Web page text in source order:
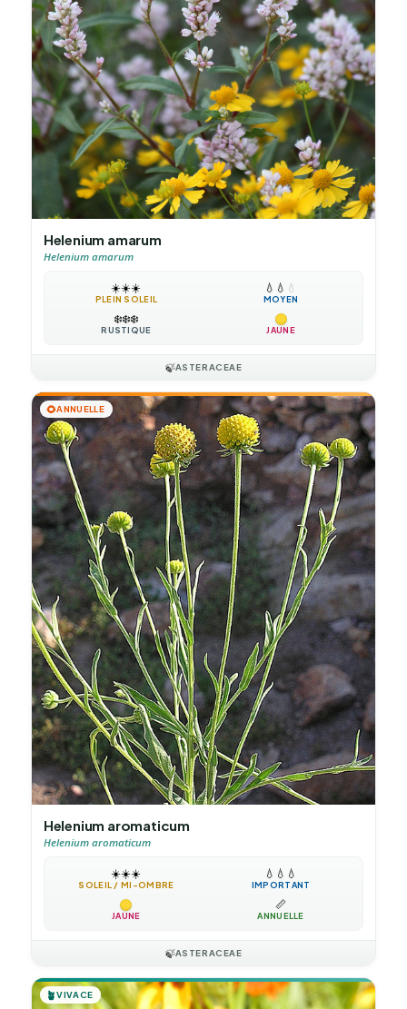
Helenium amarum
Helenium amarum
☀️☀️☀️
PLEIN SOLEIL
💧 💧 💧
MOYEN
❄️❄️❄️
RUSTIQUE JAUNE
🍃ASTERACEAE
🌻ANNUELLE
Helenium aromaticum
Helenium aromaticum
☀️☀️☀️
SOLEIL / MI-OMBRE
💧 💧 💧
IMPORTANT
JAUNE
📏
ANNUELLE
🍃ASTERACEAE
🪴VIVACE